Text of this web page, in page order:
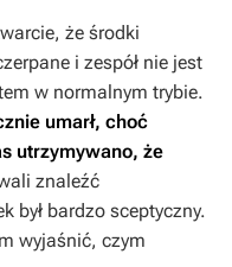
że środki
i zespół nie jest
w normalnym trybie.
umarł, choć
utrzymywano, że
znaleźć
był bardzo sceptyczny.
wyjaśnić, czym